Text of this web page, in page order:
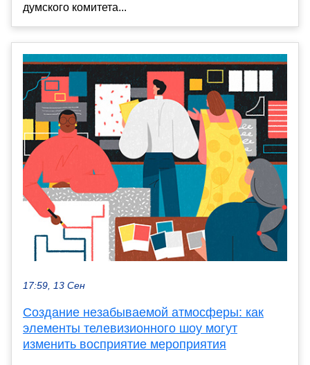
думского комитета...
17:59, 13 Сен
Создание незабываемой атмосферы: как
элементы телевизионного шоу могут
изменить восприятие мероприятия